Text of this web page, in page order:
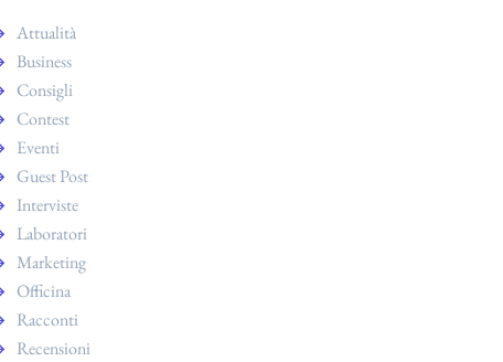
Attualità
Business
Consigli
Contest
Eventi
Guest Post
Interviste
Laboratori
Marketing
Officina
Racconti
Recensioni